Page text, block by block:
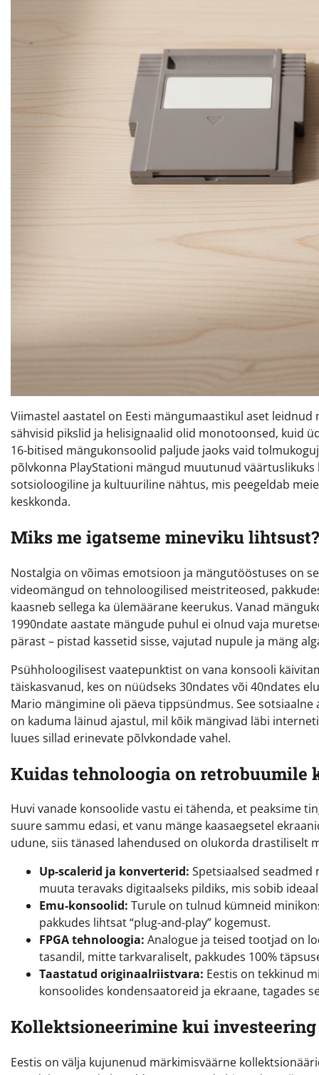
Viimastel aastatel on Eesti mängumaastikul aset
sähvisid pikslid ja helisignaalid olid monotoonsed, kuid
16-bitised mängukonsoolid paljude jaoks vaid
põlvkonna PlayStationi mängud muutunud
sotsioloogiline ja kultuuriline nähtus, mis peegeldab
keskkonda.
Miks me igatseme mineviku lihtsust?
Nostalgia on võimas emotsioon ja mängutööstuses on
videomängud on tehnoloogilised meistriteosed,
kaasneb sellega ka ülemäärane keerukus. Vanad
1990ndate aastate mängude puhul ei olnud vaja
pärast – pistad kassetid sisse, vajutad nupule ja mäng
Psühholoogilisest vaatepunktist on vana konsooli
täiskasvanud, kes on nüüdseks 30ndates või 40ndates
Mario mängimine oli päeva tippsündmus. See
on kaduma läinud ajastul, mil kõik mängivad läbi
luues sillad erinevate põlvkondade vahel.
Kuidas tehnoloogia on retrobuumile
Huvi vanade konsoolide vastu ei tähenda, et peaksime
suure sammu edasi, et vanu mänge kaasaegsetel
udune, siis tänased lahendused on olukorda drastiliselt
Up-scalerid ja konverterid: Spetsiaalsed seadmed
muuta teravaks digitaalseks pildiks, mis sobib
Emu-konsoolid: Turule on tulnud kümneid
pakkudes lihtsat “plug-and-play” kogemust.
FPGA tehnoloogia: Analogue ja teised tootjad on
tasandil, mitte tarkvaraliselt, pakkudes 100%
Taastatud originaalriistvara: Eestis on tekkinud
konsoolides kondensaatoreid ja ekraane, tagades
Kollektsioneerimine kui
Eestis on välja kujunenud märkimisväärne